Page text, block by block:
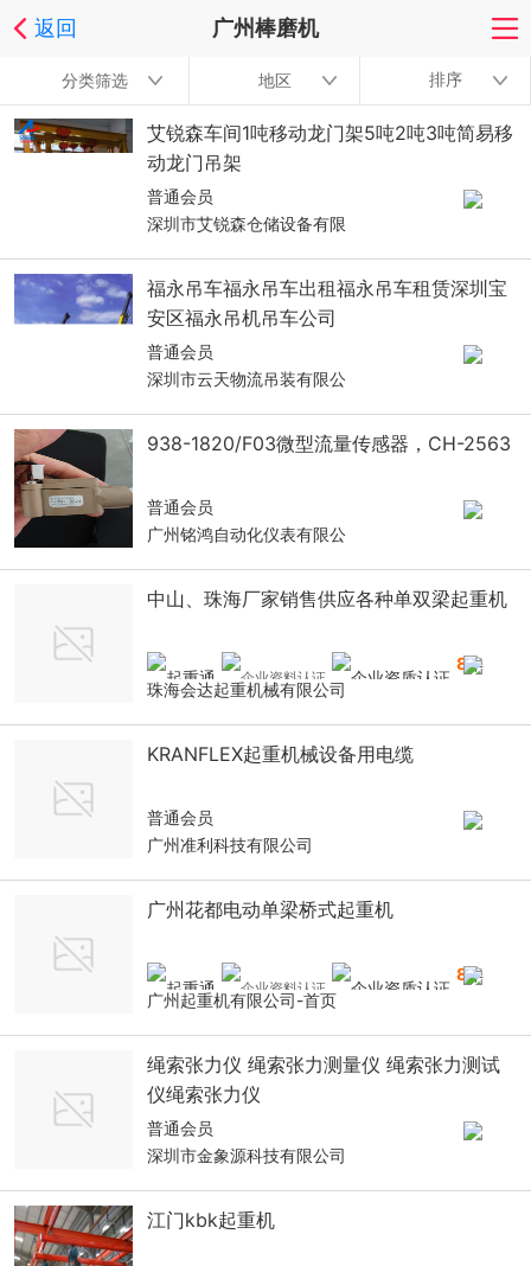
返回 广州棒磨机
分类筛选 地区 排序
艾锐森车间1吨移动龙门架5吨2吨3吨简易移
动龙门吊架
普通会员
深圳市艾锐森仓储设备有限
福永吊车福永吊车出租福永吊车租赁深圳宝
安区福永吊机吊车公司
普通会员
深圳市云天物流吊装有限公
938-1820/F03微型流量传感器，CH-2563
普通会员
广州铭鸿自动化仪表有限公
中山、珠海厂家销售供应各种单双梁起重机
8年
珠海会达起重机械有限公司
KRANFLEX起重机械设备用电缆
普通会员
广州准利科技有限公司
广州花都电动单梁桥式起重机
8年
广州起重机有限公司-首页
绳索张力仪 绳索张力测量仪 绳索张力测试
仪绳索张力仪
普通会员
深圳市金象源科技有限公司
江门kbk起重机